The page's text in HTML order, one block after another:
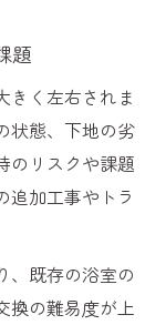
題
きく左右されま
状態、下地の劣
のリスクや課題
追加工事やトラ
、既存の浴室の
換の難易度が上